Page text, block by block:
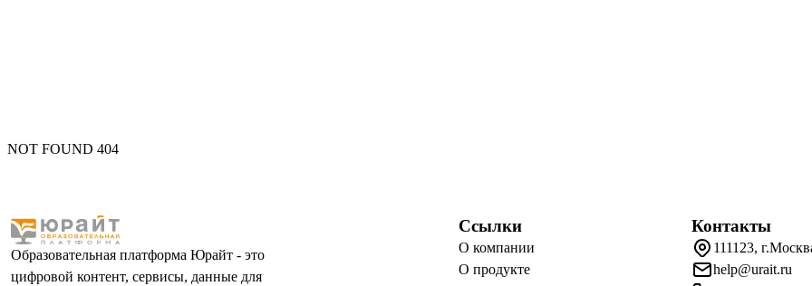
NOT FOUND 404
Образовательная платформа Юрайт - это
цифровой контент, сервисы, данные для
Ссылки
О компании
О продукте
Контакты
111123,
help@urait.ru